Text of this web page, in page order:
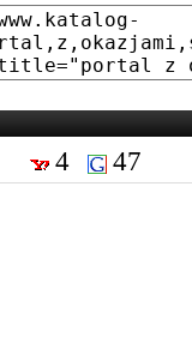
4 47